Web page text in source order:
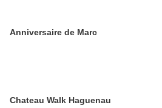
Anniversaire de Marc
Chateau Walk Haguenau